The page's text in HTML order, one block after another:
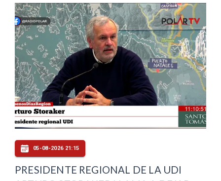
05-08-2026 21:15
PRESIDENTE REGIONAL DE LA UDI